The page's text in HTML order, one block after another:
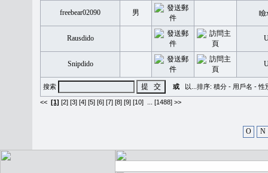
freebear02090 男
Rausdido
Snipdido
搜索 或 以...排序: 積分 - 用戶名 -性
<< [1] [2] [3] [4] [5] [6] [7] [8] [9] [10] [1488] >>
O N